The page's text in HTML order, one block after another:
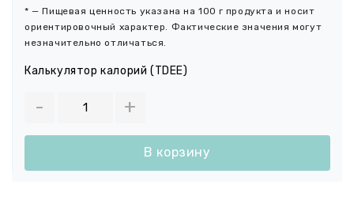
* — Пищевая ценность указана на 100 г продукта и носит
ориентировочный характер. Фактические значения могут
незначительно отличаться.
Калькулятор калорий (TDEE)
- +
В корзину